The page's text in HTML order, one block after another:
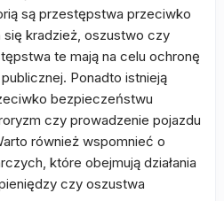
są przestępstwa przeciwko
kradzież, oszustwo czy
te mają na celu ochronę
Ponadto istnieją
bezpieczeństwu
czy prowadzenie pojazdu
również wspomnieć o
które obejmują działania
czy oszustwa